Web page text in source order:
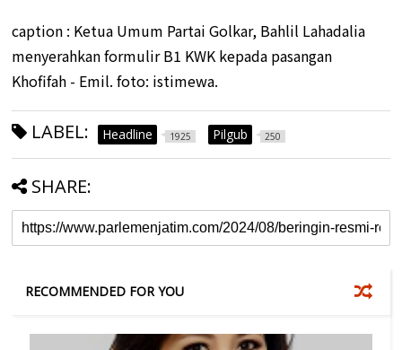
caption : Ketua Umum Partai Golkar, Bahlil Lahadalia
menyerahkan formulir B1 KWK kepada pasangan
Khofifah - Emil. foto: istimewa.
LABEL: Headline 1925 Pilgub 250
SHARE:
RECOMMENDED FOR YOU